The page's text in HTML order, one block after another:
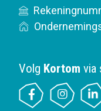
Volg Kortom via